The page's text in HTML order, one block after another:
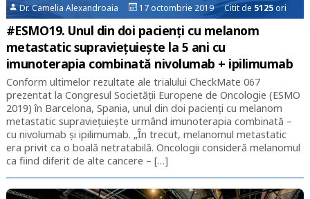
Dr. Camelia Alexandroaia 17 octombrie 2019 Citit de 5125ori
#ESMO19. Unul din doi pacienţi cu melanom
metastatic supraviețuiește la 5 ani cu
imunoterapia combinată nivolumab + ipilimumab
Conform ultimelor rezultate ale trialului CheckMate 067
prezentat la Congresul Societății Europene de Oncologie (ESMO
2019) în Barcelona, Spania, unul din doi pacienţi cu melanom
metastatic supravieţuieşte urmând imunoterapia combinată –
cu nivolumab şi ipilimumab. „În trecut, melanomul metastatic
era privit ca o boală netratabilă. Oncologii consideră melanomul
ca fiind diferit de alte cancere – […]